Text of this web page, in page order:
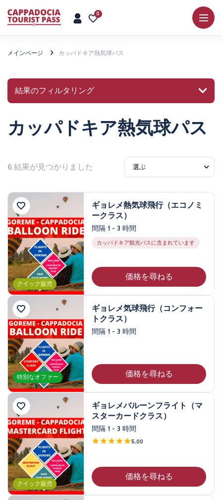
0
メインページ カッパドキア熱気球パス
結果のフィルタリング
場所やアクティビティを検索
価格帯
0EUR
ツアー期間
45分
80分
1時間
1 - 3 時間
2時間
3時間
4時間
7 - 8 時間
1泊 2日
2泊 3日
3泊 4日
4泊 5日
カッパドキア熱気球パス
6 結果が見つかりました
クイック販売
ギョレメ熱気球飛行（エコノミ
ークラス）
間隔 1 - 3 時間
カッパドキア観光パスに含まれています
価格を尋ねる
特別なオファー
ギョレメ気球飛行（コンフォー
トクラス）
間隔 1 - 3 時間
価格を尋ねる
クイック販売
ギョレメバルーンフライト（マ
スターカードクラス）
間隔 1 - 3 時間
5.00
価格を尋ねる